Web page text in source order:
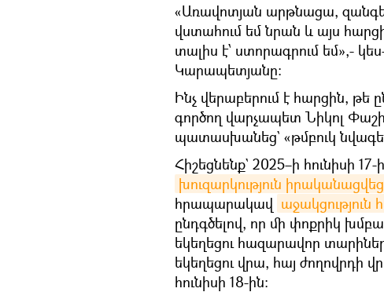
«Առավոտյան արթնացա,
վստահում եմ նրան և այս
տալիս է՝ ստորագրում եմ»,-
Կարապետյանը:
Ինչ վերաբերում է հարցին, թե
գործող վարչապետ Նիկոլ
պատասխանեց` «թմբուկ
Հիշեցնենք` 2025–ի հունիսի
խուզարկություն իրականացվեց
հրապարակավ աջակցություն
ընդգծելով, որ մի փոքրիկ
եկեղեցու հազարավոր
եկեղեցու վրա, հայ
հունիսի 18-ին։